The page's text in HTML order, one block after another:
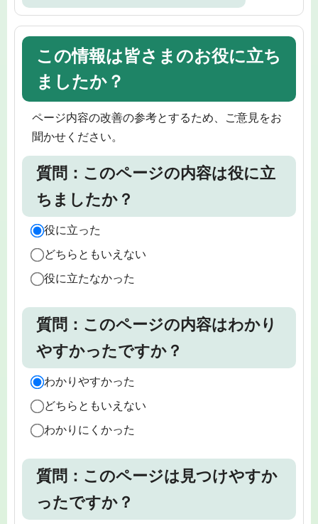
この情報は皆さまのお役に立ち
ましたか？
ページ内容の改善の参考とするため、ご意見をお
聞かせください。
質問：このページの内容は役に立
ちましたか？
役に立った
どちらともいえない
役に立たなかった
質問：このページの内容はわかり
やすかったですか？
わかりやすかった
どちらともいえない
わかりにくかった
質問：このページは見つけやすか
ったですか？